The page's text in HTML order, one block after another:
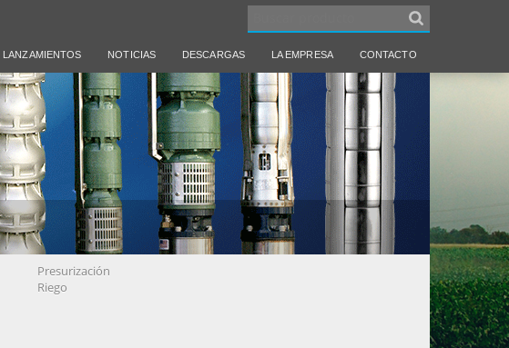
LANZAMIENTOS NOTICIAS DESCARGAS LA EMPRESA CONTACTO
Presurización
Riego